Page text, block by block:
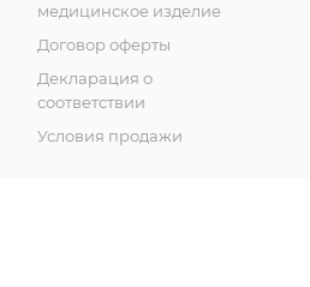
медицинское изделие
Договор оферты
Декларация о
соответствии
Условия продажи